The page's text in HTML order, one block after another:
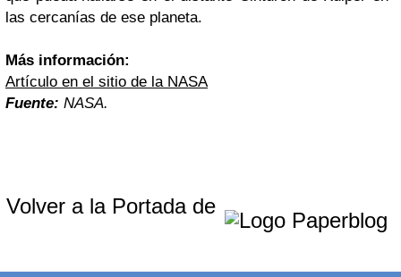
las cercanías de ese planeta.
Más información:
Artículo en el sitio de la NASA
Fuente: NASA.
Volver a la Portada de